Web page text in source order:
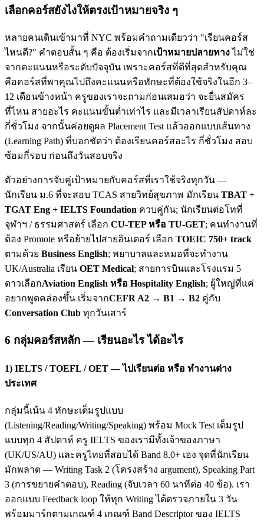
เลือกคอร์สยังไงให้ตรงเป้าหมายจริง ๆ
หลายคนเดินเข้ามาที่ NYC พร้อมคำถามเดียวว่า "เรียนคอร์ส
ไหนดี?" คำตอบสั้น ๆ คือ ต้องเริ่มจากเป้าหมายปลายทางไม่ใช่
จากคะแนนหรือระดับปัจจุบัน เพราะคอร์สที่ดีที่สุดสำหรับคุณ
คือคอร์สที่พาคุณไปถึงคะแนนหรือทักษะที่ต้องใช้จริงในอีก 3–
12 เดือนข้างหน้า ครูของเราจะถามก่อนเสมอว่า จะยื่นสมัคร
ที่ไหน สายอะไร คะแนนขั้นต่ำเท่าไร และมีเวลาเรียนสัปดาห์ละ
กี่ชั่วโมง จากนั้นค่อยดูผล Placement Test แล้วออกแบบเส้นทาง
(Learning Path) ที่บอกชัดว่า ต้องเรียนคอร์สอะไร กี่ชั่วโมง สอบ
ซ้อมกี่รอบ ก่อนถึงวันสอบจริง
ตัวอย่างการจับคู่เป้าหมายกับคอร์สที่เราใช้จริงทุกวัน —
นักเรียน ม.6 ที่จะสอบ TCAS สายวิทย์สุขภาพ มักเรียน TBAT +
TGAT Eng + IELTS Foundation ควบคู่กัน; นักเรียนต่อโทที่
จุฬาฯ / ธรรมศาสตร์ เลือก CU-TEP หรือ TU-GET; คนทำงานที่
ต้อง Promote หรือย้ายไปสายอินเตอร์ เลือก TOEIC 750+ track
ตามด้วย Business English; พยาบาลและหมอที่จะทำงาน
UK/Australia เรียน OET Medical; สายการบินและโรงแรม 5
ดาวเลือกAviation English หรือ Hospitality English; ผู้ใหญ่ที่แค่
อยากพูดคล่องขึ้น เริ่มจากCEFR A2 → B1 → B2 คู่กับ
Conversation Club ทุกวันเสาร์
6 กลุ่มคอร์สหลัก — เรียนอะไร ได้อะไร
1) IELTS / TOEFL / OET — ไปเรียนต่อ หรือ ทำงานต่าง
ประเทศ
กลุ่มนี้เน้น 4 ทักษะเต็มรูปแบบ
(Listening/Reading/Writing/Speaking) พร้อม Mock Test เต็มรูป
แบบทุก 4 สัปดาห์ ครู IELTS ของเรามีทั้งเจ้าของภาษา
(UK/US/AU) และครูไทยที่สอบได้ Band 8.0+ เอง จุดที่นักเรียน
มักพลาด — Writing Task 2 (โครงสร้าง argument), Speaking Part
3 (การขยายคำตอบ), Reading (จับเวลา 60 นาทีต่อ 40 ข้อ). เรา
ออกแบบ Feedback loop ให้ทุก Writing ได้ตรวจภายใน 3 วัน
พร้อมมาร์กตามเกณฑ์ 4 เกณฑ์ Band Descriptor ของ IELTS